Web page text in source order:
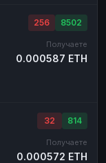
256 8502
Получаете
0.000587 ETH
32 814
Получаете
0.000572 ETH